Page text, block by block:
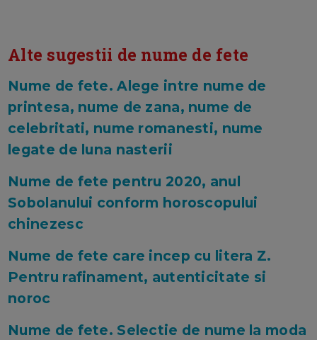
Alte sugestii de nume de fete
Nume de fete. Alege intre nume de
printesa, nume de zana, nume de
celebritati, nume romanesti, nume
legate de luna nasterii
Nume de fete pentru 2020, anul
Sobolanului conform horoscopului
chinezesc
Nume de fete care incep cu litera Z.
Pentru rafinament, autenticitate si
noroc
Nume de fete. Selectie de nume la moda